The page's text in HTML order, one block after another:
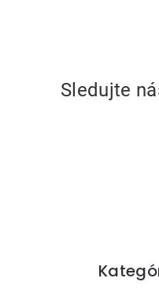
Sledujte
Preskočiť